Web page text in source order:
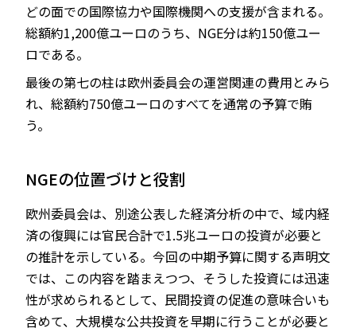
どの面での国際協力や国際機関への支援が含まれる。
総額約1,200億ユーロのうち、NGE分は約150億ユー
ロである。
最後の第七の柱は欧州委員会の運営関連の費用とみら
れ、総額約750億ユーロのすべてを通常の予算で賄
う。
NGEの位置づけと役割
欧州委員会は、別途公表した経済分析の中で、域内経
済の復興には官民合計で1.5兆ユーロの投資が必要と
の推計を示している。今回の中期予算に関する声明文
では、この内容を踏まえつつ、そうした投資には迅速
性が求められるとして、民間投資の促進の意味合いも
含めて、大規模な公共投資を早期に行うことが必要と